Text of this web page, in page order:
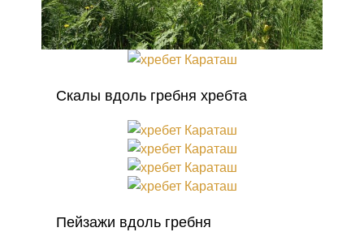
Скалы вдоль гребня хребта
Пейзажи вдоль гребня